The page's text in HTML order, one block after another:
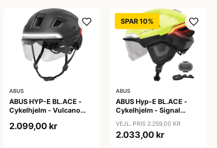
ABUS
ABUS HYP-E BL.ACE -
Cykelhjelm - Vulcano
2.099,00 kr
SPAR 10%
ABUS
ABUS Hyp-E BL.ACE -
Cykelhjelm - Signal
VEJL. PRIS 2.259,00 KR
2.033,00 kr